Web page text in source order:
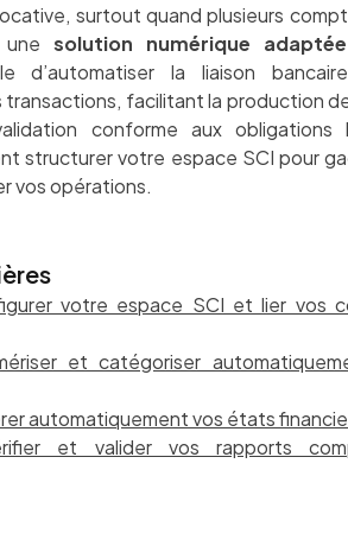
surtout quand plusieurs
solution numérique adaptée
d’automatiser la liaison
facilitant la production
conforme aux obligations
structurer votre espace SCI pour
vos opérations.
votre espace SCI et lier vos
et catégoriser
automatiquement vos états
et valider vos rapports